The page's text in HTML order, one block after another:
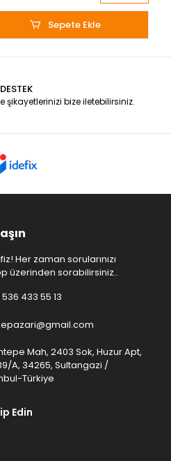
Sepete Ekle
şikayetlerinizi bize iletebilirsiniz.
Her zaman sorularınızı
üzerinden sorabilirsiniz..
433 55 13
Mah, 2403 Sok, Huzur Apt,
A, 34265, Sultangazi /
Türkiye
Edin